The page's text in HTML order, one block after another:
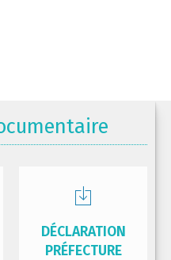
DÉCLARATION
PRÉFECTURE